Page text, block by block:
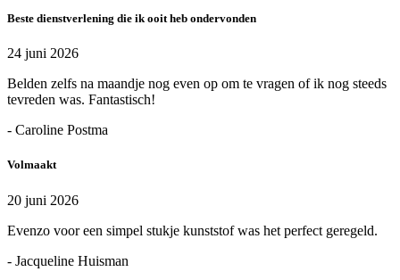
Beste dienstverlening die ik ooit heb ondervonden
24 juni 2026
Belden zelfs na maandje nog even op om te vragen of ik nog steeds
tevreden was. Fantastisch!
- Caroline Postma
Volmaakt
20 juni 2026
Evenzo voor een simpel stukje kunststof was het perfect geregeld.
- Jacqueline Huisman